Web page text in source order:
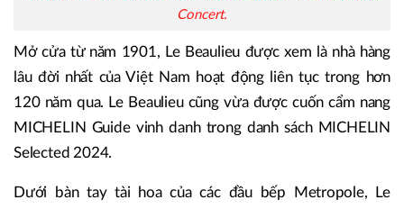
Concert.
Mở cửa từ năm 1901, Le Beaulieu được xem là nhà hàng
lâu đời nhất của Việt Nam hoạt động liên tục trong hơn
120 năm qua. Le Beaulieu cũng vừa được cuốn cẩm nang
MICHELIN Guide vinh danh trong danh sách MICHELIN
Selected 2024.
Dưới bàn tay tài hoa của các đầu bếp Metropole, Le